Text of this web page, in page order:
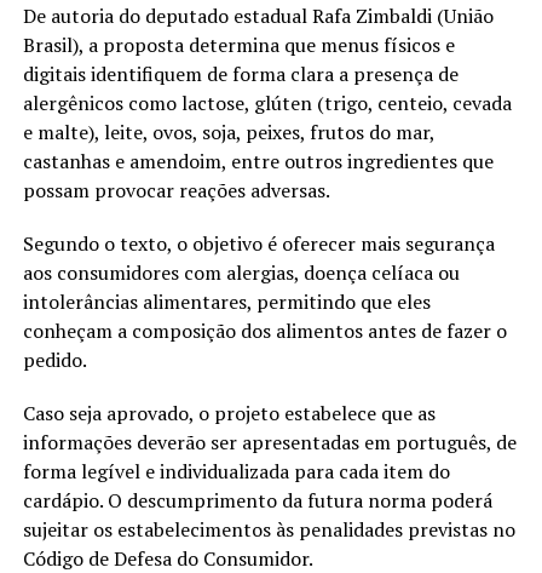
De autoria do deputado estadual Rafa Zimbaldi (União
Brasil), a proposta determina que menus físicos e
digitais identifiquem de forma clara a presença de
alergênicos como lactose, glúten (trigo, centeio, cevada
e malte), leite, ovos, soja, peixes, frutos do mar,
castanhas e amendoim, entre outros ingredientes que
possam provocar reações adversas.
Segundo o texto, o objetivo é oferecer mais segurança
aos consumidores com alergias, doença celíaca ou
intolerâncias alimentares, permitindo que eles
conheçam a composição dos alimentos antes de fazer o
pedido.
Caso seja aprovado, o projeto estabelece que as
informações deverão ser apresentadas em português, de
forma legível e individualizada para cada item do
cardápio. O descumprimento da futura norma poderá
sujeitar os estabelecimentos às penalidades previstas no
Código de Defesa do Consumidor.